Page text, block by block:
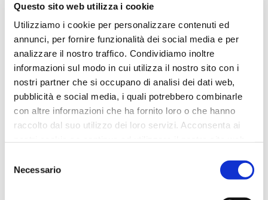
Questo sito web utilizza i cookie
Utilizziamo i cookie per personalizzare contenuti ed
annunci, per fornire funzionalità dei social media e per
analizzare il nostro traffico. Condividiamo inoltre
informazioni sul modo in cui utilizza il nostro sito con i
nostri partner che si occupano di analisi dei dati web,
pubblicità e social media, i quali potrebbero combinarle
con altre informazioni che ha fornito loro o che hanno
raccolto dal suo utilizzo dei loro servizi. Acconsenta ai
delNecessario